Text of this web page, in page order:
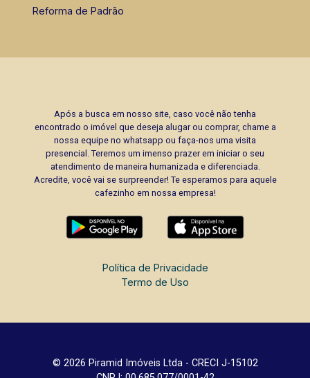
Reforma de Padrão
Após a busca em nosso site, caso você não tenha
encontrado o imóvel que deseja alugar ou comprar, chame a
nossa equipe no whatsapp ou faça-nos uma visita
presencial. Teremos um imenso prazer em iniciar o seu
atendimento de maneira humanizada e diferenciada.
Acredite, você vai se surpreender! Te esperamos para aquele
cafezinho em nossa empresa!
Política de Privacidade
Termo de Uso
© 2026 Piramid Imóveis Ltda - CRECI J-15102